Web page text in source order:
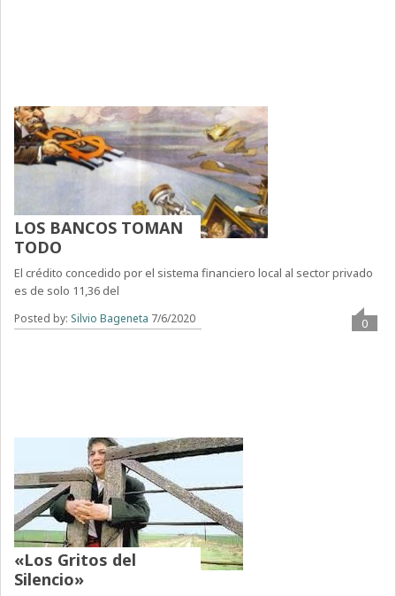
LOS BANCOS TOMAN
TODO
El crédito concedido por el sistema financiero local al sector privado
es de solo 11,36 del
Posted by: Silvio Bageneta 7/6/2020 0
«Los Gritos del
Silencio»